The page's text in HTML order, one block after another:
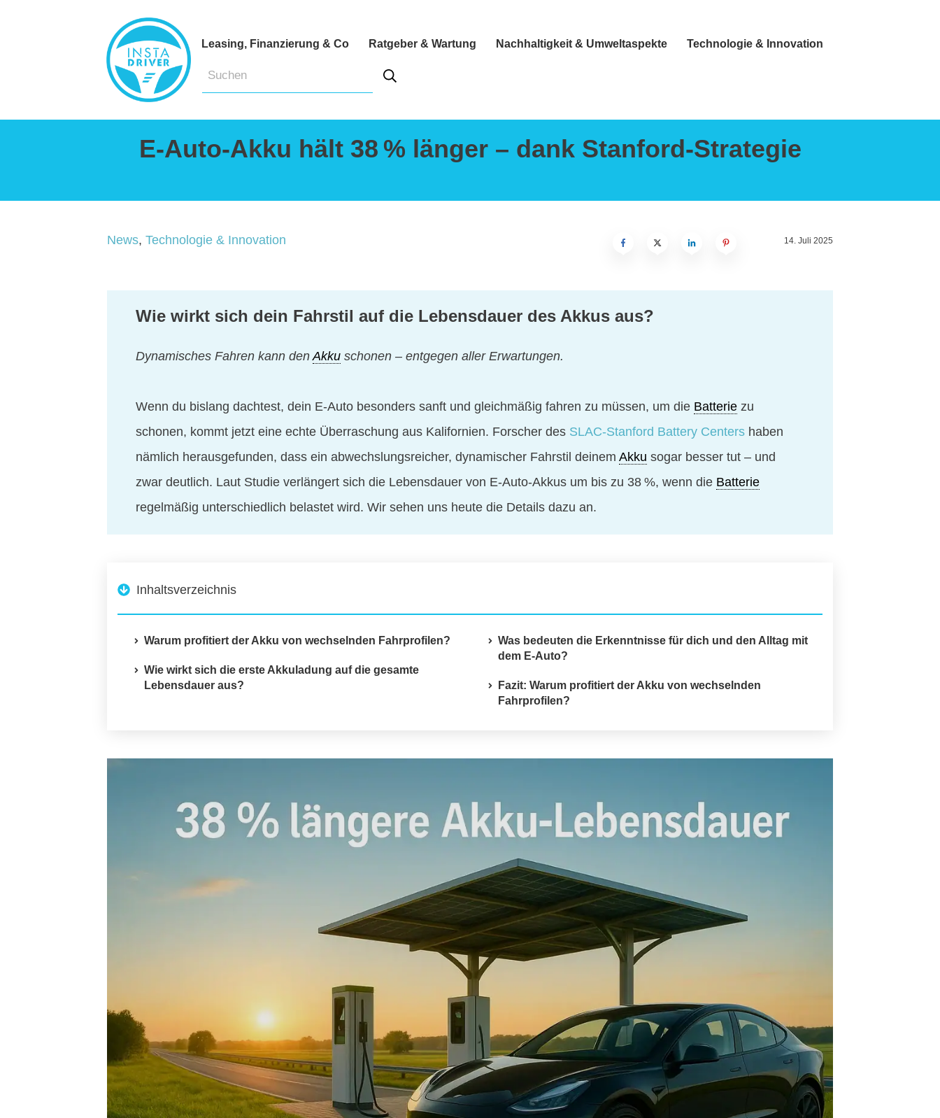
Leasing, Finanzierung & Co Ratgeber & Wartung Nachhaltigkeit & Umweltaspekte Technologie & Innovation
E-Auto-Akku hält 38 % länger – dank Stanford-Strategie
News, Technologie & Innovation 14. Juli 2025
Wie wirkt sich dein Fahrstil auf die Lebensdauer des Akkus aus?
Dynamisches Fahren kann denAkku schonen – entgegen aller Erwartungen.
Wenn du bislang dachtest, dein E-Auto besonders sanft und gleichmäßig fahren zu müssen, um die Batterie zu
schonen, kommt jetzt eine echte Überraschung aus Kalifornien. Forscher des SLAC-Stanford Battery Centers haben
nämlich herausgefunden, dass ein abwechslungsreicher, dynamischer Fahrstil deinem Akku sogar besser tut – und
zwar deutlich. Laut Studie verlängert sich die Lebensdauer von E-Auto-Akkus um bis zu 38 %, wenn die Batterie
regelmäßig unterschiedlich belastet wird. Wir sehen uns heute die Details dazu an.
Inhaltsverzeichnis
Warum profitiert der Akku von wechselnden Fahrprofilen?
Wie wirkt sich die erste Akkuladung auf die gesamte
Lebensdauer aus?
Was bedeuten die Erkenntnisse für dich und den Alltag mit
dem E-Auto?
Fazit: Warum profitiert der Akku von wechselnden
Fahrprofilen?